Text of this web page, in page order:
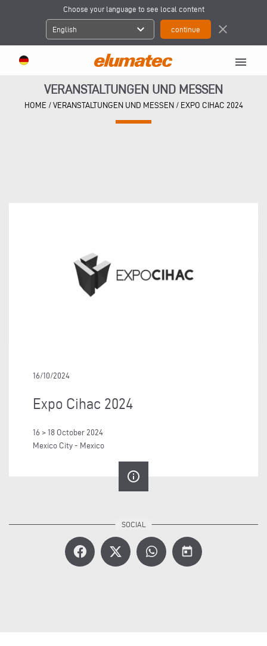
Choose your language to see local content
English expand_more close
menu
VERANSTALTUNGEN UND MESSEN
HOME / VERANSTALTUNGEN UND MESSEN / EXPO CIHAC 2024
16/10/2024
Expo Cihac 2024
16 > 18 October 2024
Mexico City - Mexico
info_outline
today